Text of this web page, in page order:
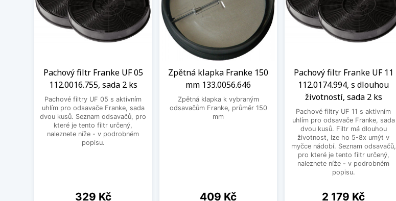
Pachový filtr Franke UF 05
112.0016.755, sada 2 ks
Pachové filtry UF 05 s aktivním
uhlím pro odsavače Franke, sada
dvou kusů. Seznam odsavačů, pro
které je tento filtr určený,
naleznete níže - v podrobném
popisu.
Cena
329 Kč
Zpětná klapka Franke 150
mm 133.0056.646
Zpětná klapka k vybraným
odsavačům Franke, průměr 150
mm
Cena
409 Kč
Pachový filtr Franke UF 11
112.0174.994, s dlouhou
životností, sada 2 ks
Pachové filtry UF 11 s aktivním
uhlím pro odsavače Franke, sada
dvou kusů. Filtr má dlouhou
životnost, lze ho 5-8x umýt v
myčce nádobí. Seznam odsavačů,
pro které je tento filtr určený,
naleznete níže - v podrobném
popisu.
Cena
2 179 Kč